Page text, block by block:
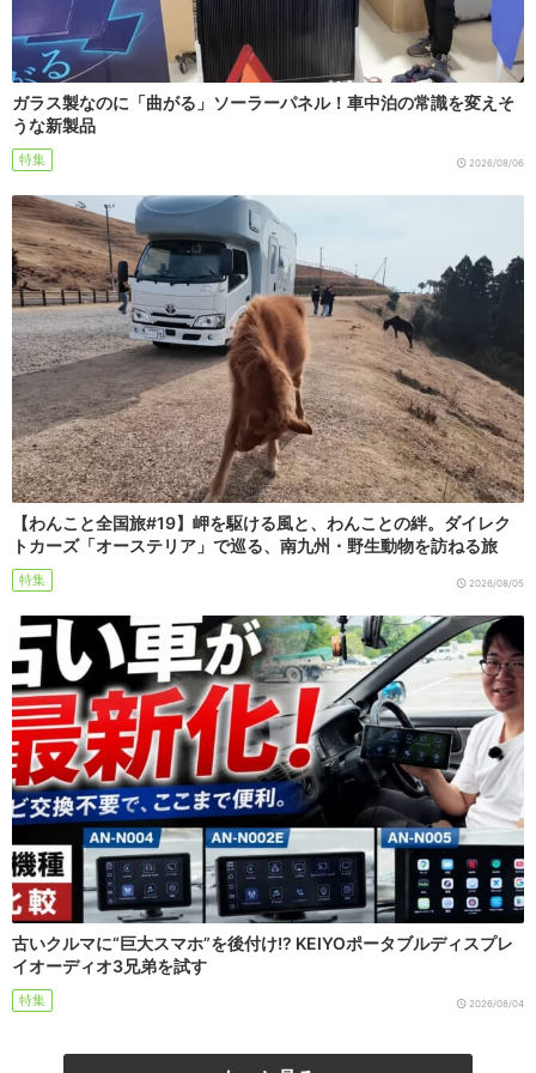
ガラス製なのに「曲がる」ソーラーパネル！車中泊の常識を変えそ
うな新製品
特集 2026/08/06
【わんこと全国旅#19】岬を駆ける風と、わんことの絆。ダイレク
トカーズ「オーステリア」で巡る、南九州・野生動物を訪ねる旅
特集 2026/08/05
古いクルマに“巨大スマホ”を後付け!? KEIYOポータブルディスプレ
イオーディオ3兄弟を試す
特集 2026/08/04